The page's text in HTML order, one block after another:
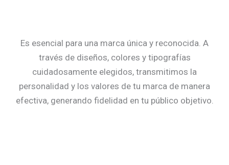
Es esencial para una marca única y reconocida. A
través de diseños, colores y tipografías
cuidadosamente elegidos, transmitimos la
personalidad y los valores de tu marca de manera
efectiva, generando fidelidad en tu público objetivo.